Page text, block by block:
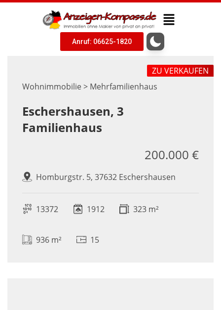
Anruf: 06625-1820
Wohnimmobilie > Mehrfamilienhaus
ZU VERKAUFEN
Eschershausen, 3
Familienhaus
Homburgstr. 5, 37632 Eschershausen
200.000 €
13372 1912 323 m²
936 m² 15